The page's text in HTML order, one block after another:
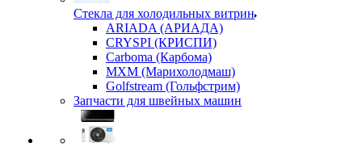
Стекла для холодильных витрин
ARIADA (АРИАДА)
CRYSPI (КРИСПИ)
Carboma (Карбома)
MXM (Марихолодмаш)
Golfstream (Гольфстрим)
Запчасти для швейных машин